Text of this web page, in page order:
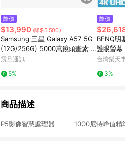
降價
$13,990 (降$5,500)
Samsung 三星 Galaxy A57 5G
(12G/256G) 5000萬鏡頭畫素 6.
7吋螢幕 Exynos1680
震旦通訊
5%
降價
BENQ明
護眼螢幕
台灣樂天
3%
商品描述
P5影像智慧處理器 1000尼特峰值